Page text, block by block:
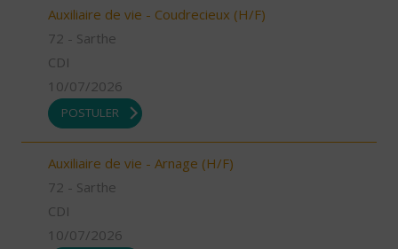
Auxiliaire de vie - Coudrecieux (H/F)
72 - Sarthe
CDI
10/07/2026
POSTULER
Auxiliaire de vie - Arnage (H/F)
72 - Sarthe
CDI
10/07/2026